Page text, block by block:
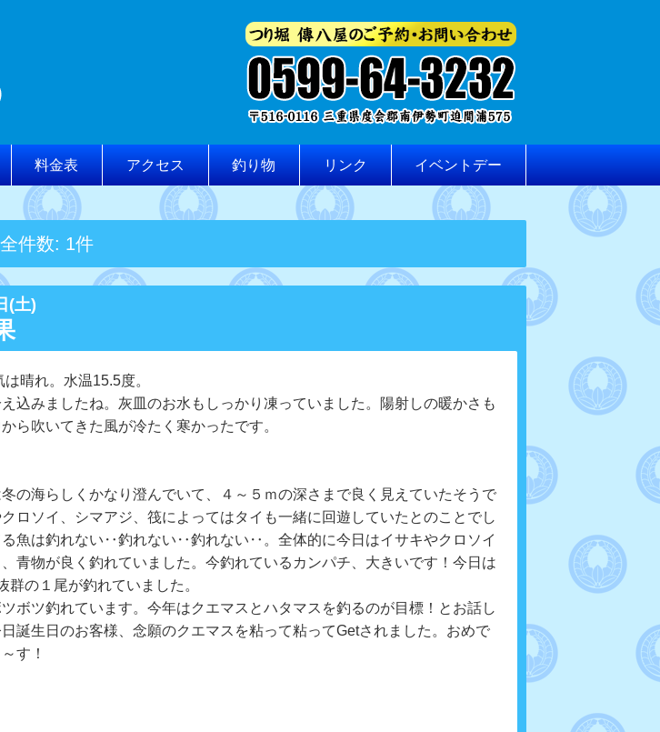
料金表 アクセス 釣り物 リンク イベントデー
全件数: 1件
(土)
晴れ。水温15.5度。
込みましたね。灰皿のお水もしっかり凍っていました。
陽射しの暖かさも
ら吹いてきた風が冷たく寒かったです。
の海らしくかなり澄んでいて、４～５ｍの深さまで良く見えていたそうで
ロソイ、シマアジ、筏によってはタイも一緒に回遊していたとのことでし
る魚は釣れない‥釣れない‥釣れない‥。全体的に今日はイサキやクロソイ
青物が良く釣れていました。今釣れているカンパチ、大きいです！今日は
群の１尾が釣れていました。
ボツ釣れています。今年はクエマスとハタマスを釣るのが目標！とお話し
誕生日のお客様、念願のクエマスを粘って粘ってGetされました。おめで
す！